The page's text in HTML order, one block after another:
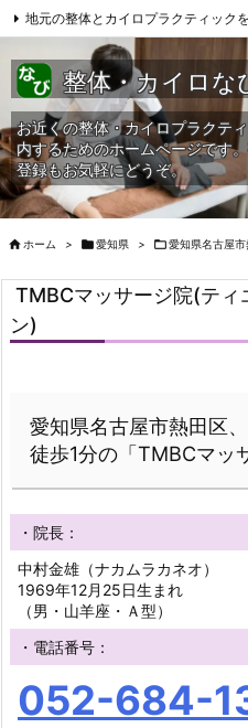
地元の整体とカイロプラクティック
サイトマップ 当HPへの問合せ
整体・カイロな
お近くの整体・カイロプラクテ
内するためのホームページです
登録もお気軽にどうぞ。
 ホーム > 愛知県 > 愛知県名古屋
TMBCマッサージ院(ティ
ン)
愛知県名古屋市熱田区
徒歩1分の「TMBCマッ
・院長：
中村金雄（ナカムラカネオ）
1969年12月25日生まれ
（男・山羊座・Ａ型）
・電話番号：
052-684-